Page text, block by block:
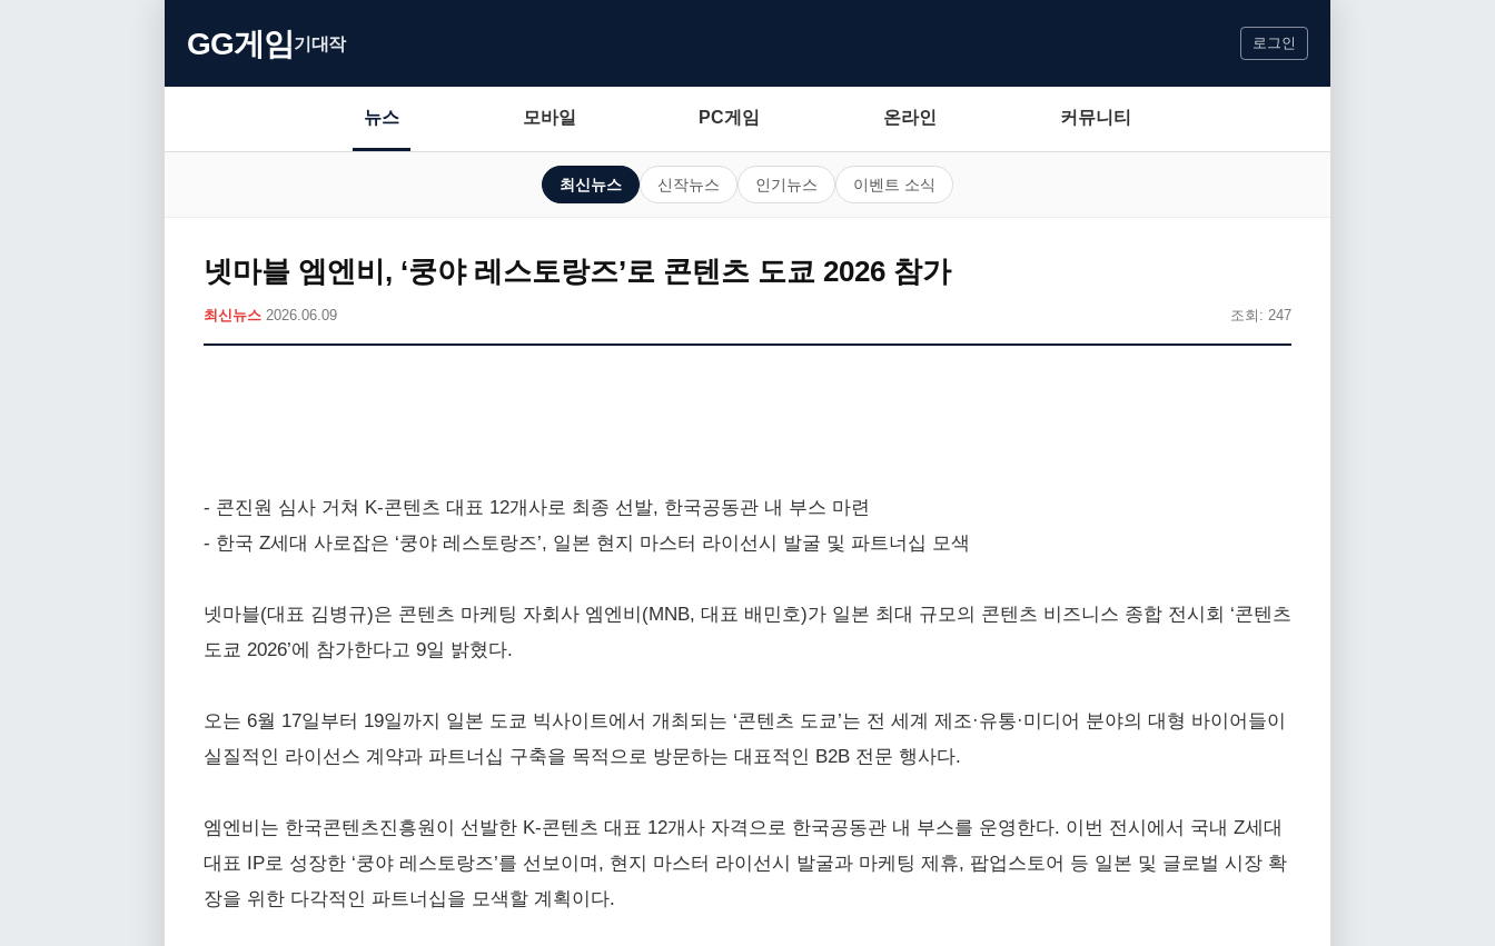
GG게임기대작 로그인
뉴스 모바일 PC게임 온라인 커뮤니티
최신뉴스 신작뉴스 인기뉴스 이벤트 소식
넷마블 엠엔비, ‘쿵야 레스토랑즈’로 콘텐츠 도쿄 2026 참가
최신뉴스 2026.06.09 조회: 247
- 콘진원 심사 거쳐 K-콘텐츠 대표 12개사로 최종 선발, 한국공동관 내 부스 마련
- 한국 Z세대 사로잡은 ‘쿵야 레스토랑즈’, 일본 현지 마스터 라이선시 발굴 및 파트너십 모색
넷마블(대표 김병규)은 콘텐츠 마케팅 자회사 엠엔비(MNB, 대표 배민호)가 일본 최대 규모의 콘텐츠 비즈니스 종합 전시회 ‘콘텐츠
도쿄 2026’에 참가한다고 9일 밝혔다.
오는 6월 17일부터 19일까지 일본 도쿄 빅사이트에서 개최되는 ‘콘텐츠 도쿄’는 전 세계 제조·유통·미디어 분야의 대형 바이어들이
실질적인 라이선스 계약과 파트너십 구축을 목적으로 방문하는 대표적인 B2B 전문 행사다.
엠엔비는 한국콘텐츠진흥원이 선발한 K-콘텐츠 대표 12개사 자격으로 한국공동관 내 부스를 운영한다. 이번 전시에서 국내 Z세대
대표 IP로 성장한 ‘쿵야 레스토랑즈’를 선보이며, 현지 마스터 라이선시 발굴과 마케팅 제휴, 팝업스토어 등 일본 및 글로벌 시장 확
장을 위한 다각적인 파트너십을 모색할 계획이다.